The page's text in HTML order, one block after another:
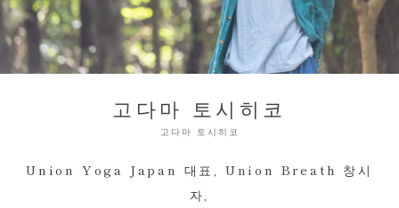
고다마 토시히코
고다마 토시히코
Union Yoga Japan 대표, Union Breath 창시
자,